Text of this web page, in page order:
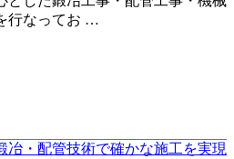
行なってお …